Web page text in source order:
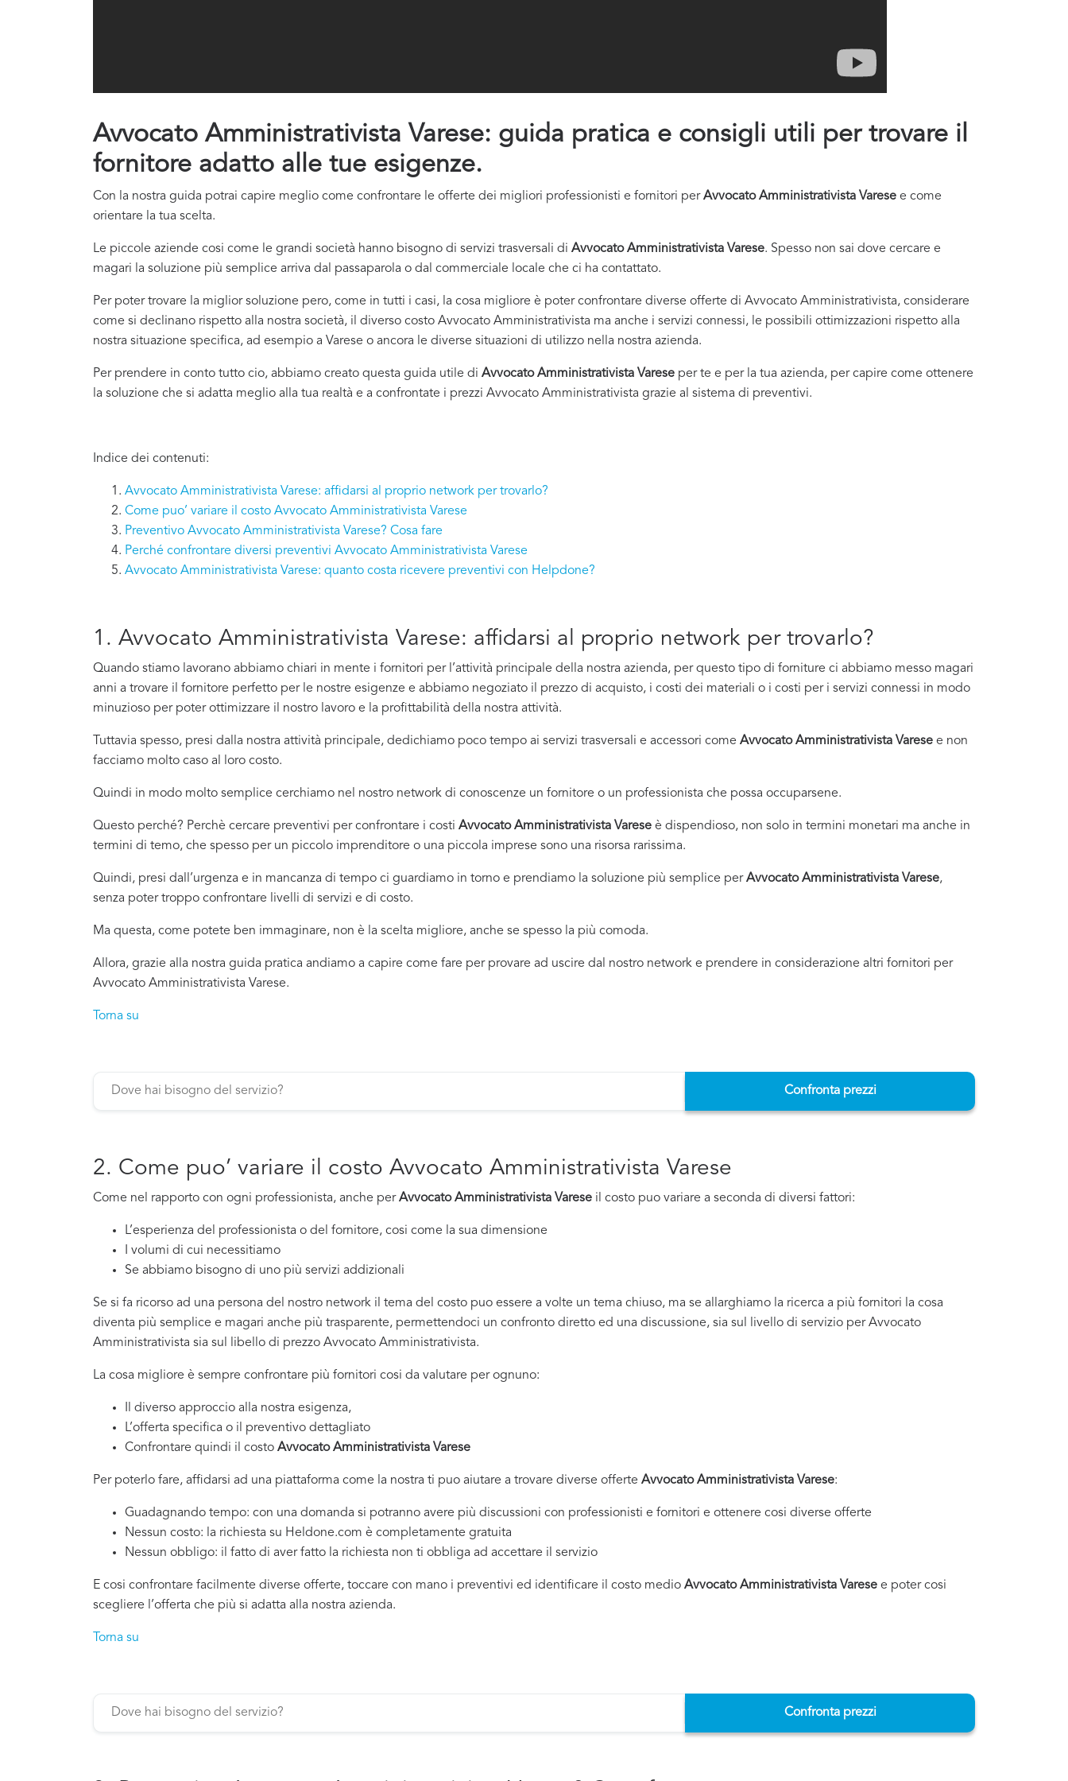
Avvocato Amministrativista Varese: guida pratica e consigli utili per trovare il
fornitore adatto alle tue esigenze.
Con la nostra guida potrai capire meglio come confrontare le offerte dei migliori professionisti e fornitori perAvvocato Amministrativista Varese e come
orientare la tua scelta.
Le piccole aziende cosi come le grandi società hanno bisogno di servizi trasversali di Avvocato Amministrativista Varese. Spesso non sai dove cercare e
magari la soluzione più semplice arriva dal passaparola o dal commerciale locale che ci ha contattato.
Per poter trovare la miglior soluzione pero, come in tutti i casi, la cosa migliore è poter confrontare diverse offerte di Avvocato Amministrativista, considerare
come si declinano rispetto alla nostra società, il diverso costo Avvocato Amministrativista ma anche i servizi connessi, le possibili ottimizzazioni rispetto alla
nostra situazione specifica, ad esempio a Varese o ancora le diverse situazioni di utilizzo nella nostra azienda.
Per prendere in conto tutto cio, abbiamo creato questa guida utile di Avvocato Amministrativista Varese per te e per la tua azienda, per capire come ottenere
la soluzione che si adatta meglio alla tua realtà e a confrontate i prezzi Avvocato Amministrativista grazie al sistema di preventivi.
Indice dei contenuti:
Avvocato Amministrativista Varese: affidarsi al proprio network per trovarlo?
Come puo’ variare il costo Avvocato Amministrativista Varese
Preventivo Avvocato Amministrativista Varese? Cosa fare
Perché confrontare diversi preventivi Avvocato Amministrativista Varese
Avvocato Amministrativista Varese: quanto costa ricevere preventivi con Helpdone?
1. Avvocato Amministrativista Varese: affidarsi al proprio network per trovarlo?
Quando stiamo lavorano abbiamo chiari in mente i fornitori per l’attività principale della nostra azienda, per questo tipo di forniture ci abbiamo messo magari
anni a trovare il fornitore perfetto per le nostre esigenze e abbiamo negoziato il prezzo di acquisto, i costi dei materiali o i costi per i servizi connessi in modo
minuzioso per poter ottimizzare il nostro lavoro e la profittabilità della nostra attività.
Tuttavia spesso, presi dalla nostra attività principale, dedichiamo poco tempo ai servizi trasversali e accessori come Avvocato Amministrativista Varese e non
facciamo molto caso al loro costo.
Quindi in modo molto semplice cerchiamo nel nostro network di conoscenze un fornitore o un professionista che possa occuparsene.
Questo perché? Perchè cercare preventivi per confrontare i costi Avvocato Amministrativista Varese è dispendioso, non solo in termini monetari ma anche in
termini di temo, che spesso per un piccolo imprenditore o una piccola imprese sono una risorsa rarissima.
Quindi, presi dall’urgenza e in mancanza di tempo ci guardiamo in torno e prendiamo la soluzione più semplice perAvvocato Amministrativista Varese,
senza poter troppo confrontare livelli di servizi e di costo.
Ma questa, come potete ben immaginare, non è la scelta migliore, anche se spesso la più comoda.
Allora, grazie alla nostra guida pratica andiamo a capire come fare per provare ad uscire dal nostro network e prendere in considerazione altri fornitori per
Avvocato Amministrativista Varese.
Torna su
Confronta prezzi
2. Come puo’ variare il costo Avvocato Amministrativista Varese
Come nel rapporto con ogni professionista, anche perAvvocato Amministrativista Varese il costo puo variare a seconda di diversi fattori:
L’esperienza del professionista o del fornitore, cosi come la sua dimensione
I volumi di cui necessitiamo
Se abbiamo bisogno di uno più servizi addizionali
Se si fa ricorso ad una persona del nostro network il tema del costo puo essere a volte un tema chiuso, ma se allarghiamo la ricerca a più fornitori la cosa
diventa più semplice e magari anche più trasparente, permettendoci un confronto diretto ed una discussione, sia sul livello di servizio per Avvocato
Amministrativista sia sul libello di prezzo Avvocato Amministrativista.
La cosa migliore è sempre confrontare più fornitori cosi da valutare per ognuno:
Il diverso approccio alla nostra esigenza,
L’offerta specifica o il preventivo dettagliato
Confrontare quindi il costo Avvocato Amministrativista Varese
Per poterlo fare, affidarsi ad una piattaforma come la nostra ti puo aiutare a trovare diverse offerte Avvocato Amministrativista Varese:
Guadagnando tempo: con una domanda si potranno avere più discussioni con professionisti e fornitori e ottenere cosi diverse offerte
Nessun costo: la richiesta su Heldone.com è completamente gratuita
Nessun obbligo: il fatto di aver fatto la richiesta non ti obbliga ad accettare il servizio
E cosi confrontare facilmente diverse offerte, toccare con mano i preventivi ed identificare il costo medio Avvocato Amministrativista Varese e poter cosi
scegliere l’offerta che più si adatta alla nostra azienda.
Torna su
Confronta prezzi